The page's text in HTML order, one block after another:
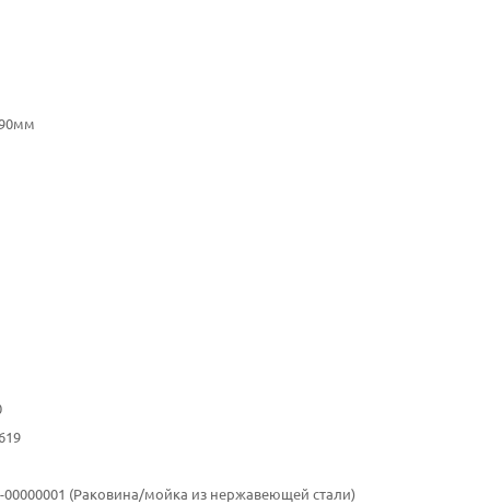
00000001 (Раковина/мойка из нержавеющей стали)